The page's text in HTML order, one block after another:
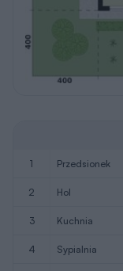
1 przedsionek
2 hol
3 kuchnia
4 sypialnia